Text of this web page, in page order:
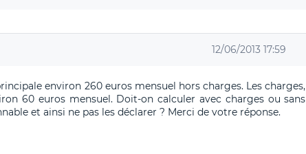
12/06/2013 17:59
environ 260 euros mensuel hors charges. Les charges,
60 euros mensuel. Doit-on calculer avec charges ou sans
et ainsi ne pas les déclarer ? Merci de votre réponse.